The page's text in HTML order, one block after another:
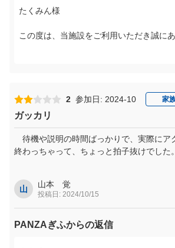
たくみん様
この度は、当施設をご利用いただき誠に
す。
今後とも、PANZAぎふ清流里山公園をよ
ます。
2 参加日: 2024-10 家
ガッカリ
待機や説明の時間ばっかりで、実際にア
終わっちゃって、ちょっと拍子抜けでした。
山 山本 覚
投稿日: 2024/10/15
PANZAぎふからの返信